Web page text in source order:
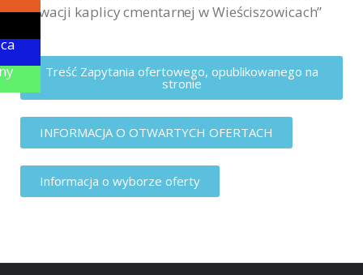
elewacji kaplicy cmentarnej w Wieściszowicach”
Treść Zapytania ofertowego, opublikowanego na
stronie
INFORMACJA O OTWARTYCH OFERTACH
Informacja o wyborze oferty